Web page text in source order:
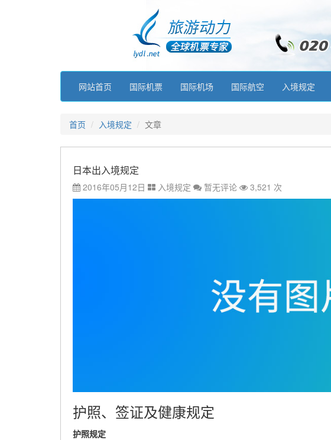
网站首页 国际机票 国际机场 国际航空 入境规定
首页 入境规定 文章
日本出入境规定
2016年05月12日 入境规定 暂无评论 3,521 次
护照、签证及健康规定
护照规定